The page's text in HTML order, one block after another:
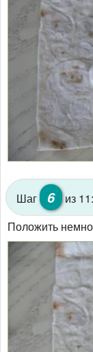
Шаг 6
из 11:
Положить